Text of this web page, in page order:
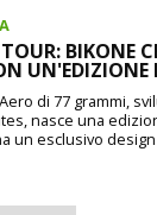
BIKONE
di 77 grammi,
nasce una
un esclusivo